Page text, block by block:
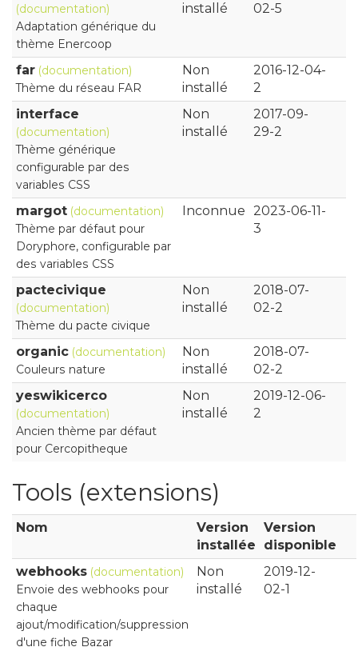
(documentation)
Adaptation générique du
thème Enercoop
installé
02-5
far (documentation)
Thème du réseau FAR
Non
installé
2016-12-04-
2
interface
(documentation)
Thème générique
configurable par des
variables CSS
Non
installé
2017-09-
29-2
margot (documentation)
Thème par défaut pour
Doryphore, configurable par
des variables CSS
Inconnue 2023-06-11-
3
pactecivique
(documentation)
Thème du pacte civique
Non
installé
2018-07-
02-2
organic (documentation)
Couleurs nature
Non
installé
2018-07-
02-2
yeswikicerco
(documentation)
Ancien thème par défaut
pour Cercopitheque
Non
installé
2019-12-06-
2
Tools (extensions)
Nom
Version
installée
Version
disponible
webhooks (documentation)
Envoie des webhooks pour
chaque
ajout/modification/suppression
d'une fiche Bazar
Non
installé
2019-12-
02-1